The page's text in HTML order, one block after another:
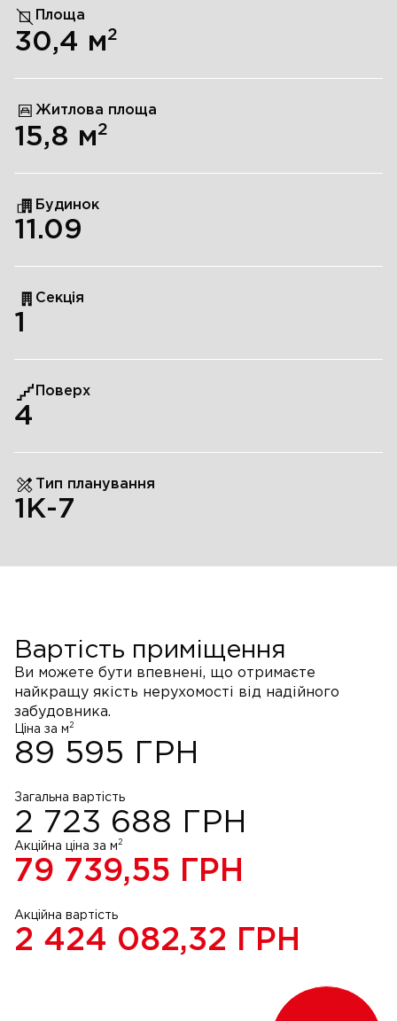
Площа
30,4 м2
Житлова площа
15,8 м2
Будинок
11.09
Секція
1
Поверх
4
Тип планування
1К-7
Вартість приміщення
Ви можете бути впевнені, що отримаєте
найкращу якість нерухомості від надійного
забудовника.
Ціна за м 2
89 595 ГРН
Загальна вартість
2 723 688 ГРН
Акційна ціна за м 2
79 739,55 ГРН
Акційна вартість
2 424 082,32 ГРН